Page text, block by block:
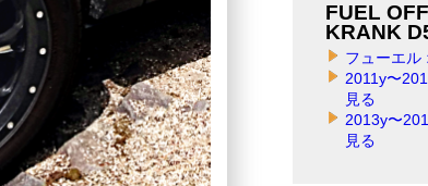
FUEL
KRANK
フューエ
2011y〜
見る
2013y〜
見る